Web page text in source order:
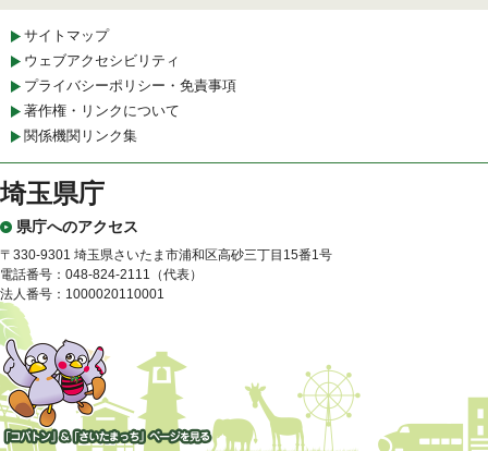
サイトマップ
ウェブアクセシビリティ
プライバシーポリシー・免責事項
著作権・リンクについて
関係機関リンク集
埼玉県庁
県庁へのアクセス
〒330-9301 埼玉県さいたま市浦和区高砂三丁目15番1号
電話番号：048-824-2111（代表）
法人番号：1000020110001
「コバトン」&「さいたまっ